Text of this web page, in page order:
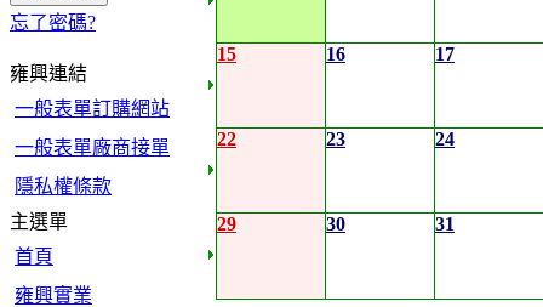
忘了密碼?
雍興連結
一般表單訂購網站
一般表單廠商接單
隱私權條款
主選單
首頁
雍興實業
15 16 17
22 23 24
29 30 31